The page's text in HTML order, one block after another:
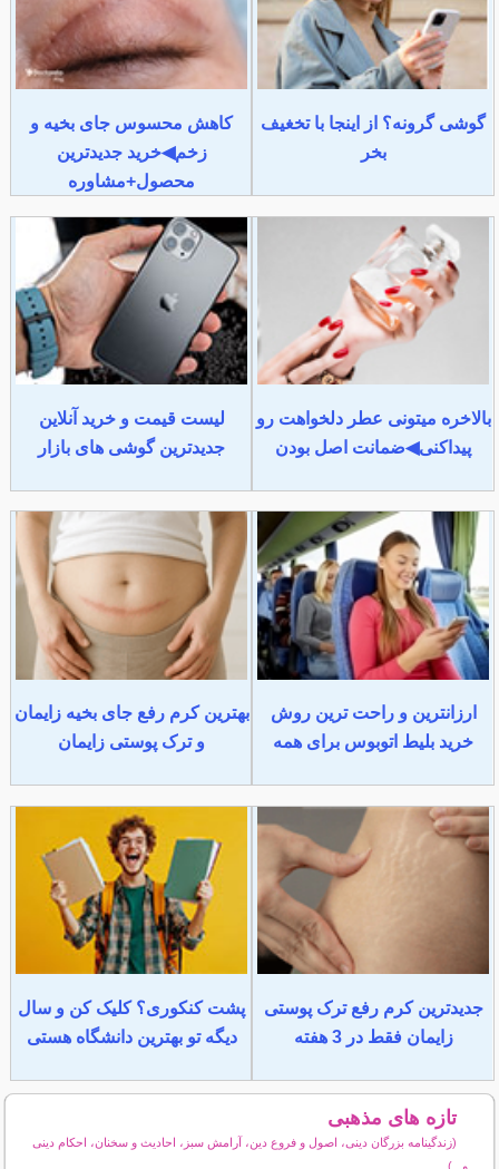
گوشی گرونه؟ از اینجا با تخغیف
بخر
کاهش محسوس جای بخیه و
زخم◀خرید جدیدترین
محصول+مشاوره
بالاخره میتونی عطر دلخواهت رو
پیداکنی◀ضمانت اصل بودن
لیست قیمت و خرید آنلاین
جدیدترین گوشی های بازار
ارزانترین و راحت ترین روش
خرید بلیط اتوبوس برای همه
بهترین کرم رفع جای بخیه زایمان
و ترک پوستی زایمان
جدیدترین کرم رفع ترک پوستی
زایمان فقط در 3 هفته
پشت کنکوری؟ کلیک کن و سال
دیگه تو بهترین دانشگاه هستی
تازه های مذهبی
(زندگینامه بزرگان دینی، اصول و فروع دین، آرامش سبز، احادیث و سخنان، احکام دینی
و...)